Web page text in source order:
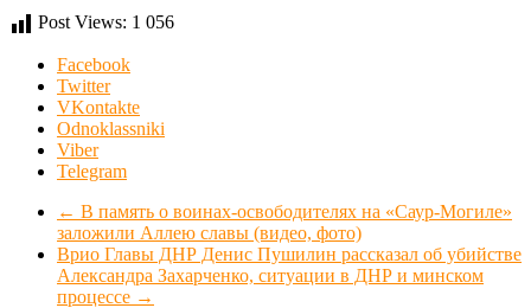
Post Views: 1 056
Facebook
Twitter
VKontakte
Odnoklassniki
Viber
Telegram
← В память о воинах-освободителях на «Саур-Могиле»
заложили Аллею славы (видео, фото)
Врио Главы ДНР Денис Пушилин рассказал об убийстве
Александра Захарченко, ситуации в ДНР и минском
процессе →